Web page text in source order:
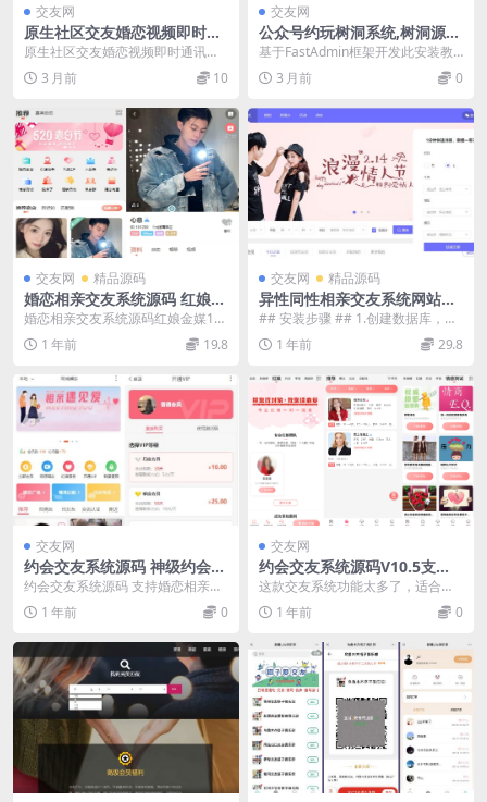
交友网
原生社区交友婚恋视频即时通
讯双端APP源码ONE兔2.0
原生社区交友婚恋视频即时通讯双
端AP源码ONE兔2.0版，支持i0S与
Andro...
3 月前 10
交友网
公众号约玩树洞系统,树洞源
码,陪聊源码,公众号源码
基于FastAdmin框架开发此安装教
程 此为开源版本不是市场上流程那
个加密版，...
3 月前 0
交友网 精品源码
婚恋相亲交友系统源码 红娘金
媒10.5版本小程序全开源 带安
装教程
婚恋相亲交友系统源码红娘金媒10.
5版本全开源 最新婚恋相亲交友系
统源码 红娘金...
1 年前 19.8
交友网 精品源码
异性同性相亲交友系统网站程
序H5交友网站PHP程序源码
## 安装步骤 ## 1.创建数据库，把
根目录下的Data.sql导入。 2.在...
1 年前 29.8
交友网
约会交友系统源码 神级约会系
统 支持婚恋相亲、媒婆返利、
红娘系统、商城系统等
约会交友系统源码 支持婚恋相亲、
媒婆返利、红娘系统、商城系统
等。这款交友系统功能...
1 年前 0
交友网
约会交友系统源码V10.5支持
婚恋相亲、媒婆返利、红娘系
统、商城系统等
这款交友系统功能太多了，适合婚
恋相亲，还有媒婆红年、婚庆等等
支持PC和H5还有...
1 年前 0